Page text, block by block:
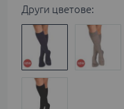
Други цветове: